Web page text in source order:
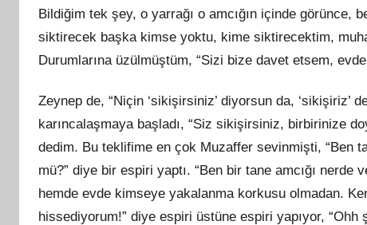
Bildiğim tek şey, o yarrağı o amcığın içinde
siktirecek başka kimse yoktu, kime siktirecektim,
Durumlarına üzülmüştüm, “Sizi bize davet etsem,
Zeynep de, “Niçin ‘sikişirsiniz’ diyorsun da, ‘sikişiriz’
karıncalaşmaya başladı, “Siz sikişirsiniz, birbirinize
dedim. Bu teklifime en çok Muzaffer sevinmişti, “Ben
mü?” diye bir espiri yaptı. “Ben bir tane amcığı
hemde evde kimseye yakalanma korkusu olmadan.
hissediyorum!” diye espiri üstüne espiri yapıyor,